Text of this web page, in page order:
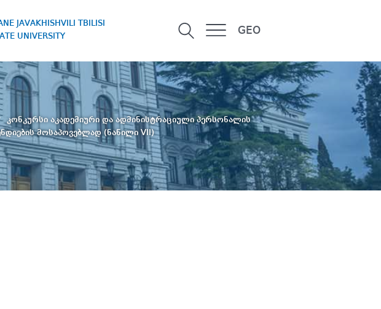
JAVAKHISHVILI TBILISI
UNIVERSITY
GEO
კონკურსი აკადემიური და ადმინისტრაციული პერსონალის
მოსაპოვებლად (ნაწილი VII)